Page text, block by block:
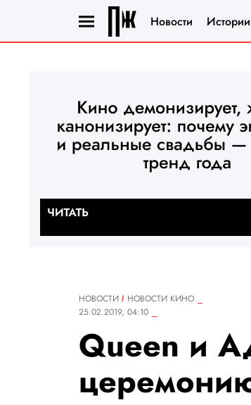
Новости Истории
НОВОСТИ
НОВОСТИ КИНО
25.02.2019, 04:10
Queen и